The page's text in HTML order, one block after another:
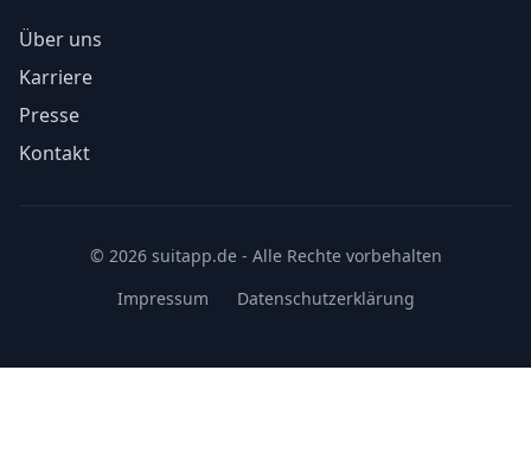
Über uns
Karriere
Presse
Kontakt
© 2026 suitapp.de - Alle Rechte vorbehalten
Impressum
Datenschutzerklärung